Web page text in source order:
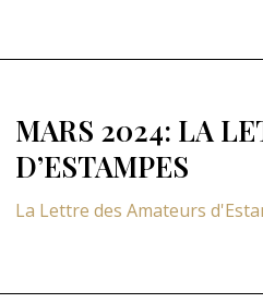
MARS 2024: LA
D’ESTAMPES
La Lettre des Amateurs